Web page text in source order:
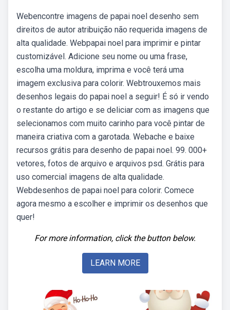
Webencontre imagens de papai noel desenho sem
direitos de autor atribuição não requerida imagens de
alta qualidade. Webpapai noel para imprimir e pintar
customizável. Adicione seu nome ou uma frase,
escolha uma moldura, imprima e você terá uma
imagem exclusiva para colorir. Webtrouxemos mais
desenhos legais do papai noel a seguir! É só ir vendo
o restante do artigo e se deliciar com as imagens que
selecionamos com muito carinho para você pintar de
maneira criativa com a garotada. Webache e baixe
recursos grátis para desenho de papai noel. 99. 000+
vetores, fotos de arquivo e arquivos psd. Grátis para
uso comercial imagens de alta qualidade.
Webdesenhos de papai noel para colorir. Comece
agora mesmo a escolher e imprimir os desenhos que
quer!
For more information, click the button below.
LEARN MORE